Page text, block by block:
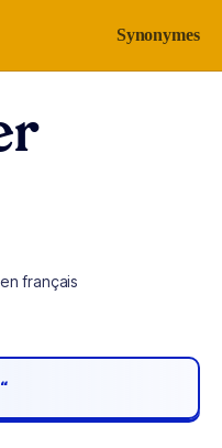
Synonymes
français